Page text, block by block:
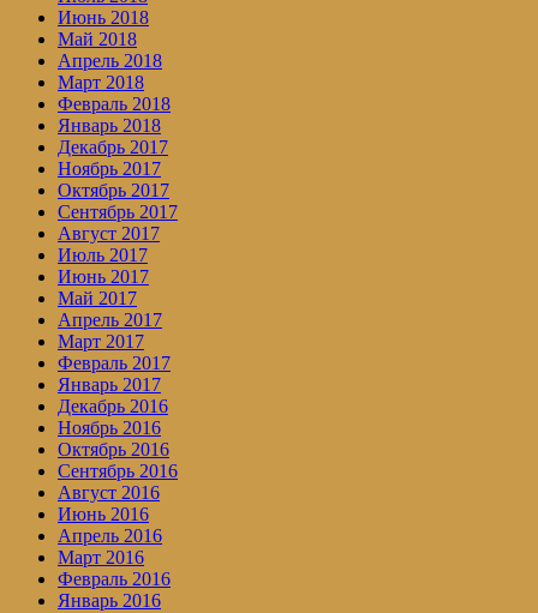
Июнь 2018
Май 2018
Апрель 2018
Март 2018
Февраль 2018
Январь 2018
Декабрь 2017
Ноябрь 2017
Октябрь 2017
Сентябрь 2017
Август 2017
Июль 2017
Июнь 2017
Май 2017
Апрель 2017
Март 2017
Февраль 2017
Январь 2017
Декабрь 2016
Ноябрь 2016
Октябрь 2016
Сентябрь 2016
Август 2016
Июнь 2016
Апрель 2016
Март 2016
Февраль 2016
Январь 2016